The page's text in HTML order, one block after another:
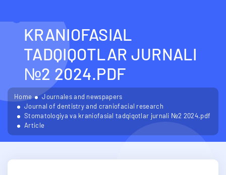
KRANIOFASIAL
TADQIQOTLAR JURNALI
№2 2024.PDF
Home
Journales and newspapers
Journal of dentistry and craniofacial research
Stomatologiya va kraniofasial tadqiqotlar jurnali №2 2024.pdf
Article